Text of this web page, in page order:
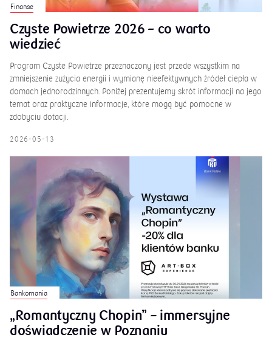
Finanse
Czyste Powietrze 2026 – co warto
wiedzieć
Program Czyste Powietrze przeznaczony jest przede wszystkim na
zmniejszenie zużycia energii i wymianę nieefektywnych źródeł ciepła w
domach jednorodzinnych. Poniżej prezentujemy skrót informacji na jego
temat oraz praktyczne informacje, które mogą być pomocne w
zdobyciu dotacji.
2026-05-13
Bankomania
„Romantyczny Chopin” – immersyjne
doświadczenie w Poznaniu